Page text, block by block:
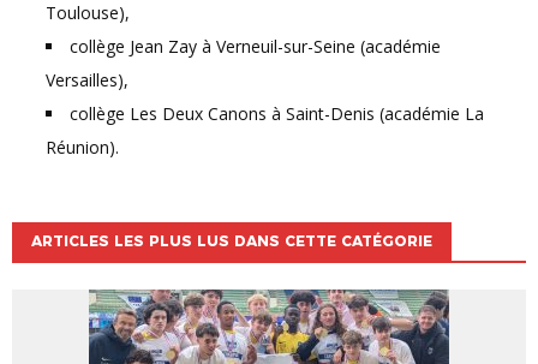
Toulouse),
collège Jean Zay à Verneuil-sur-Seine (académie
Versailles),
collège Les Deux Canons à Saint-Denis (académie La
Réunion).
ARTICLES LES PLUS LUS DANS CETTE CATÉGORIE